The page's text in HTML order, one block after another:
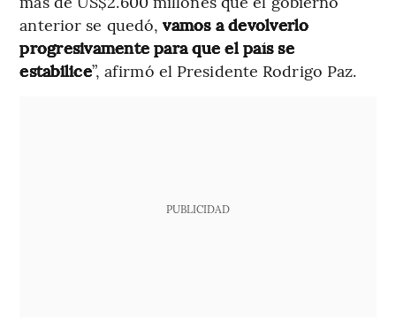
anterior se quedó,vamos a devolverlo
progresivamente para que el país se
estabilice”, afirmó el Presidente Rodrigo Paz.
PUBLICIDAD